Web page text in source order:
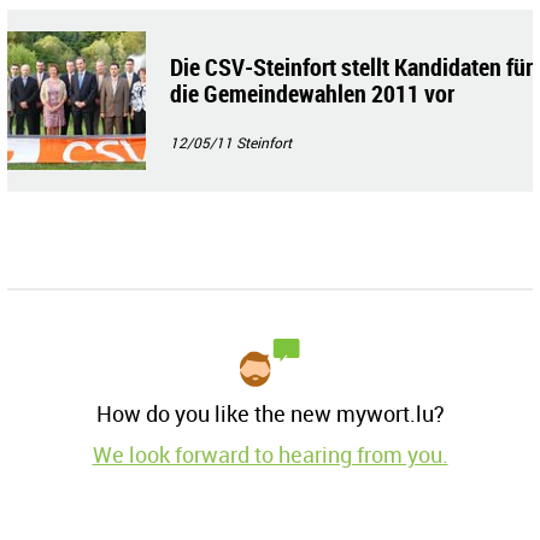
Die CSV-Steinfort stellt Kandidaten für
die Gemeindewahlen 2011 vor
12/05/11 Steinfort
How do you like the new mywort.lu?
We look forward to hearing from you.